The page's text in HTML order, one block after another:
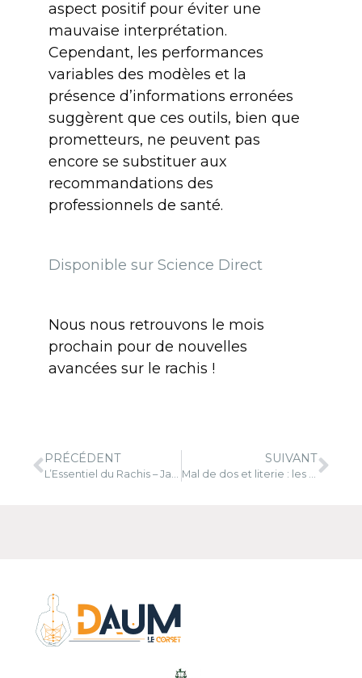
aspect positif pour éviter une
mauvaise interprétation.
Cependant, les performances
variables des modèles et la
présence d’informations erronées
suggèrent que ces outils, bien que
prometteurs, ne peuvent pas
encore se substituer aux
recommandations des
professionnels de santé.
Disponible sur Science Direct
Nous nous retrouvons le mois
prochain pour de nouvelles
avancées sur le rachis !
PRÉCÉDENT
L’Essentiel du Rachis – Janvier 2025
SUIVANT
Mal de dos et literie : les 5 recommandations des experts du rachis